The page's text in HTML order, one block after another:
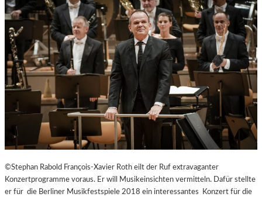
©Stephan Rabold François-Xavier Roth eilt der Ruf extravaganter
Konzertprogramme voraus. Er will Musikeinsichten vermitteln. Dafür stellte
er für die Berliner Musikfestspiele 2018 ein interessantes Konzert für die